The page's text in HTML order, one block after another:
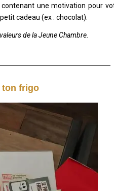
contenant une motivation pour
cadeau (ex : chocolat).
de la Jeune Chambre.
ton frigo